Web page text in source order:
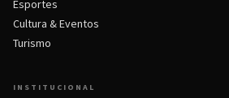
Esportes
Cultura & Eventos
Turismo
INSTITUCIONAL